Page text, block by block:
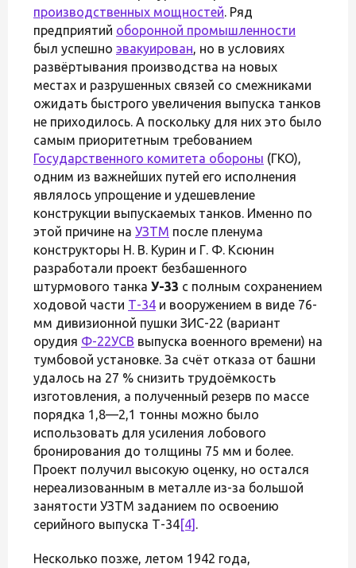
производственных мощностей. Ряд
предприятий оборонной промышленности
был успешно эвакуирован, но в условиях
развёртывания производства на новых
местах и разрушенных связей со смежниками
ожидать быстрого увеличения выпуска танков
не приходилось. А поскольку для них это было
самым приоритетным требованием
Государственного комитета обороны (ГКО),
одним из важнейших путей его исполнения
являлось упрощение и удешевление
конструкции выпускаемых танков. Именно по
этой причине на УЗТМ после пленума
конструкторы Н. В. Курин и Г. Ф. Ксюнин
разработали проект безбашенного
штурмового танка У-33 с полным сохранением
ходовой части Т-34 и вооружением в виде 76-
мм дивизионной пушки ЗИС-22 (вариант
орудия Ф-22УСВ выпуска военного времени) на
тумбовой установке. За счёт отказа от башни
удалось на 27 % снизить трудоёмкость
изготовления, а полученный резерв по массе
порядка 1,8—2,1 тонны можно было
использовать для усиления лобового
бронирования до толщины 75 мм и более.
Проект получил высокую оценку, но остался
нереализованным в металле из-за большой
занятости УЗТМ заданием по освоению
серийного выпуска Т-34[4] .
Несколько позже, летом 1942 года,